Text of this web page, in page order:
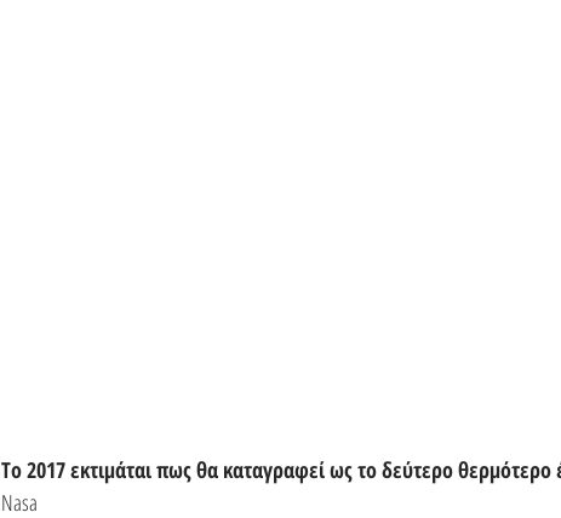
Tο 2017 εκτιμάται πως θα καταγραφεί ως το δεύτερο θερμότερο
Nasa